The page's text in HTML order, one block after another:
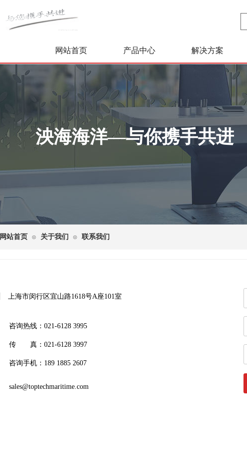
网站首页 产品中心 解决方案
泱海海洋—与你携手共进
网站首页 ⊙ 关于我们 ⊙ 联系我们
sales@toptechmaritime.com
咨询热线：021-6128 3995
传 真：021-6128 3997
咨询手机：189 1885 2607
上海市闵行区宜山路1618号A座101室